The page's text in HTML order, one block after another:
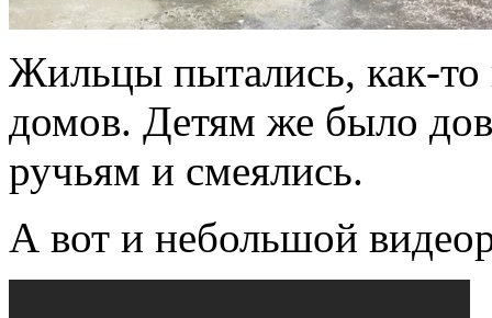
Жильцы пытались, как-то
домов. Детям же было
ручьям и смеялись.
А вот и небольшой